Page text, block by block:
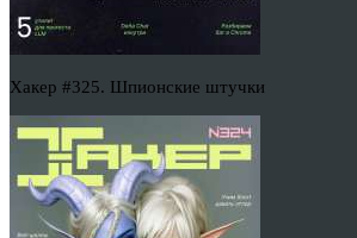
Хакер #325. Шпионские штучки